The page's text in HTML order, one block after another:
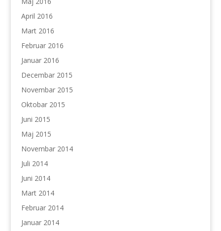
April 2016
Mart 2016
Februar 2016
Januar 2016
Decembar 2015
Novembar 2015
Oktobar 2015
Juni 2015
Maj 2015
Novembar 2014
Juli 2014
Juni 2014
Mart 2014
Februar 2014
Januar 2014